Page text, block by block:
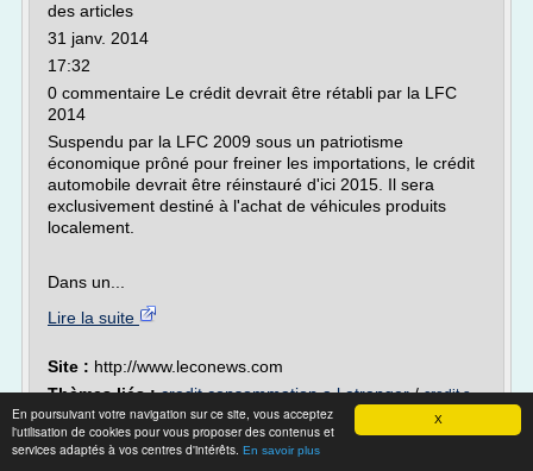
X
En poursuivant votre navigation sur ce site, vous acceptez
l'utilisation de cookies pour vous proposer des contenus et
services adaptés à vos centres d'intérêts. En savoir plus
des articles
31 janv. 2014
17:32
0 commentaire Le crédit devrait être rétabli par la LFC
2014
Suspendu par la LFC 2009 sous un patriotisme
économique prôné pour freiner les importations, le crédit
automobile devrait être réinstauré d'ici 2015. Il sera
exclusivement destiné à l'achat de véhicules produits
localement.
Dans un...
Lire la suite
Site : http://www.leconews.com
Thèmes liés :credit consommation a l etranger/credit a
la consommation algerie 2015/credit consommation auto
credit a la consommation banque algerie/credit a la consommation
en droit algerien